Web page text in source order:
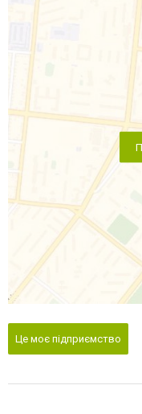
Це моє підприємство